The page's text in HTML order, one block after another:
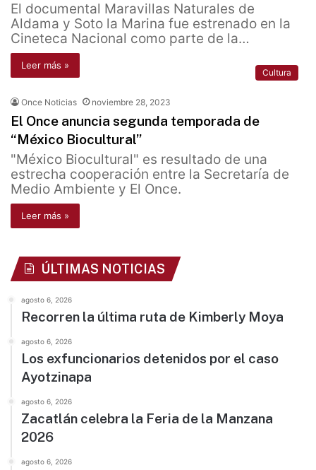
El documental Maravillas Naturales de
Aldama y Soto la Marina fue estrenado en la
Cineteca Nacional como parte de la…
Leer más »
Cultura
Once Noticias noviembre 28, 2023
El Once anuncia segunda temporada de
“México Biocultural”
"México Biocultural" es resultado de una
estrecha cooperación entre la Secretaría de
Medio Ambiente y El Once.
Leer más »
ÚLTIMAS NOTICIAS
agosto 6, 2026
Recorren la última ruta de Kimberly Moya
agosto 6, 2026
Los exfuncionarios detenidos por el caso
Ayotzinapa
agosto 6, 2026
Zacatlán celebra la Feria de la Manzana
2026
agosto 6, 2026